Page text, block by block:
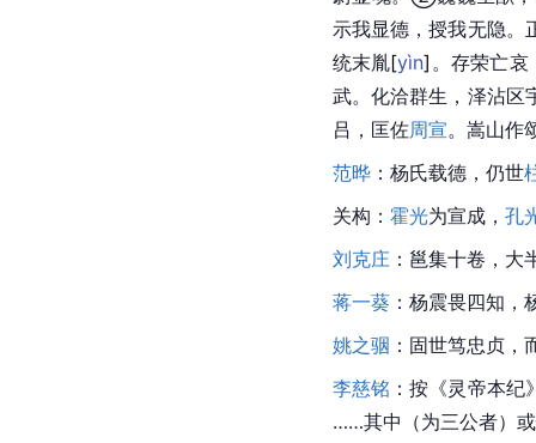
示我显德，授我无隐。
统末胤[yìn] 。存荣亡
武。化洽群生，泽沾区
吕，匡佐周宣。嵩山作
范晔 ：杨氏载德，仍世
关构： 霍光为宣成， 孔
刘克庄 ：邕集十卷，大
蒋一葵 ：杨震畏四知
姚之骃 ：固世笃忠贞
李慈铭 ：按《灵帝本纪
……其中（为三公者）